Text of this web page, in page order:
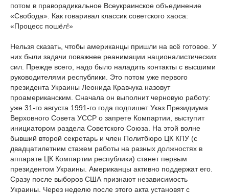
потом в праворадикальное Всеукраинское объединение
«Свобода». Как говаривал классик советского хаоса:
«Процесс пошёл!»
Нельзя сказать, чтобы американцы пришли на всё готовое. У
них были задачи поважнее реанимации националистических
сил. Прежде всего, надо было наладить контакты с высшими
руководителями республики. Это потом уже первого
президента Украины Леонида Кравчука назовут
проамериканским. Сначала он выполнит черновую работу:
уже 31-го августа 1991-го года подпишет Указ Президиума
Верховного Совета УССР о запрете Компартии, выступит
инициатором раздела Советского Союза. На этой волне
бывший второй секретарь и член Политбюро ЦК КПУ (с
двадцатилетним стажем работы на разных должностях в
аппарате ЦК Компартии республики) станет первым
президентом Украины. Американцы активно поддержат его.
Сразу после выборов США признают независимость
Украины. Через неделю после этого акта установят с